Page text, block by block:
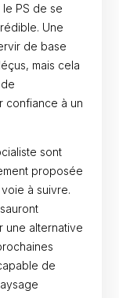
PS de se
Une
de base
mais cela
confiance à un
sont
proposée
à suivre.
une alternative
de